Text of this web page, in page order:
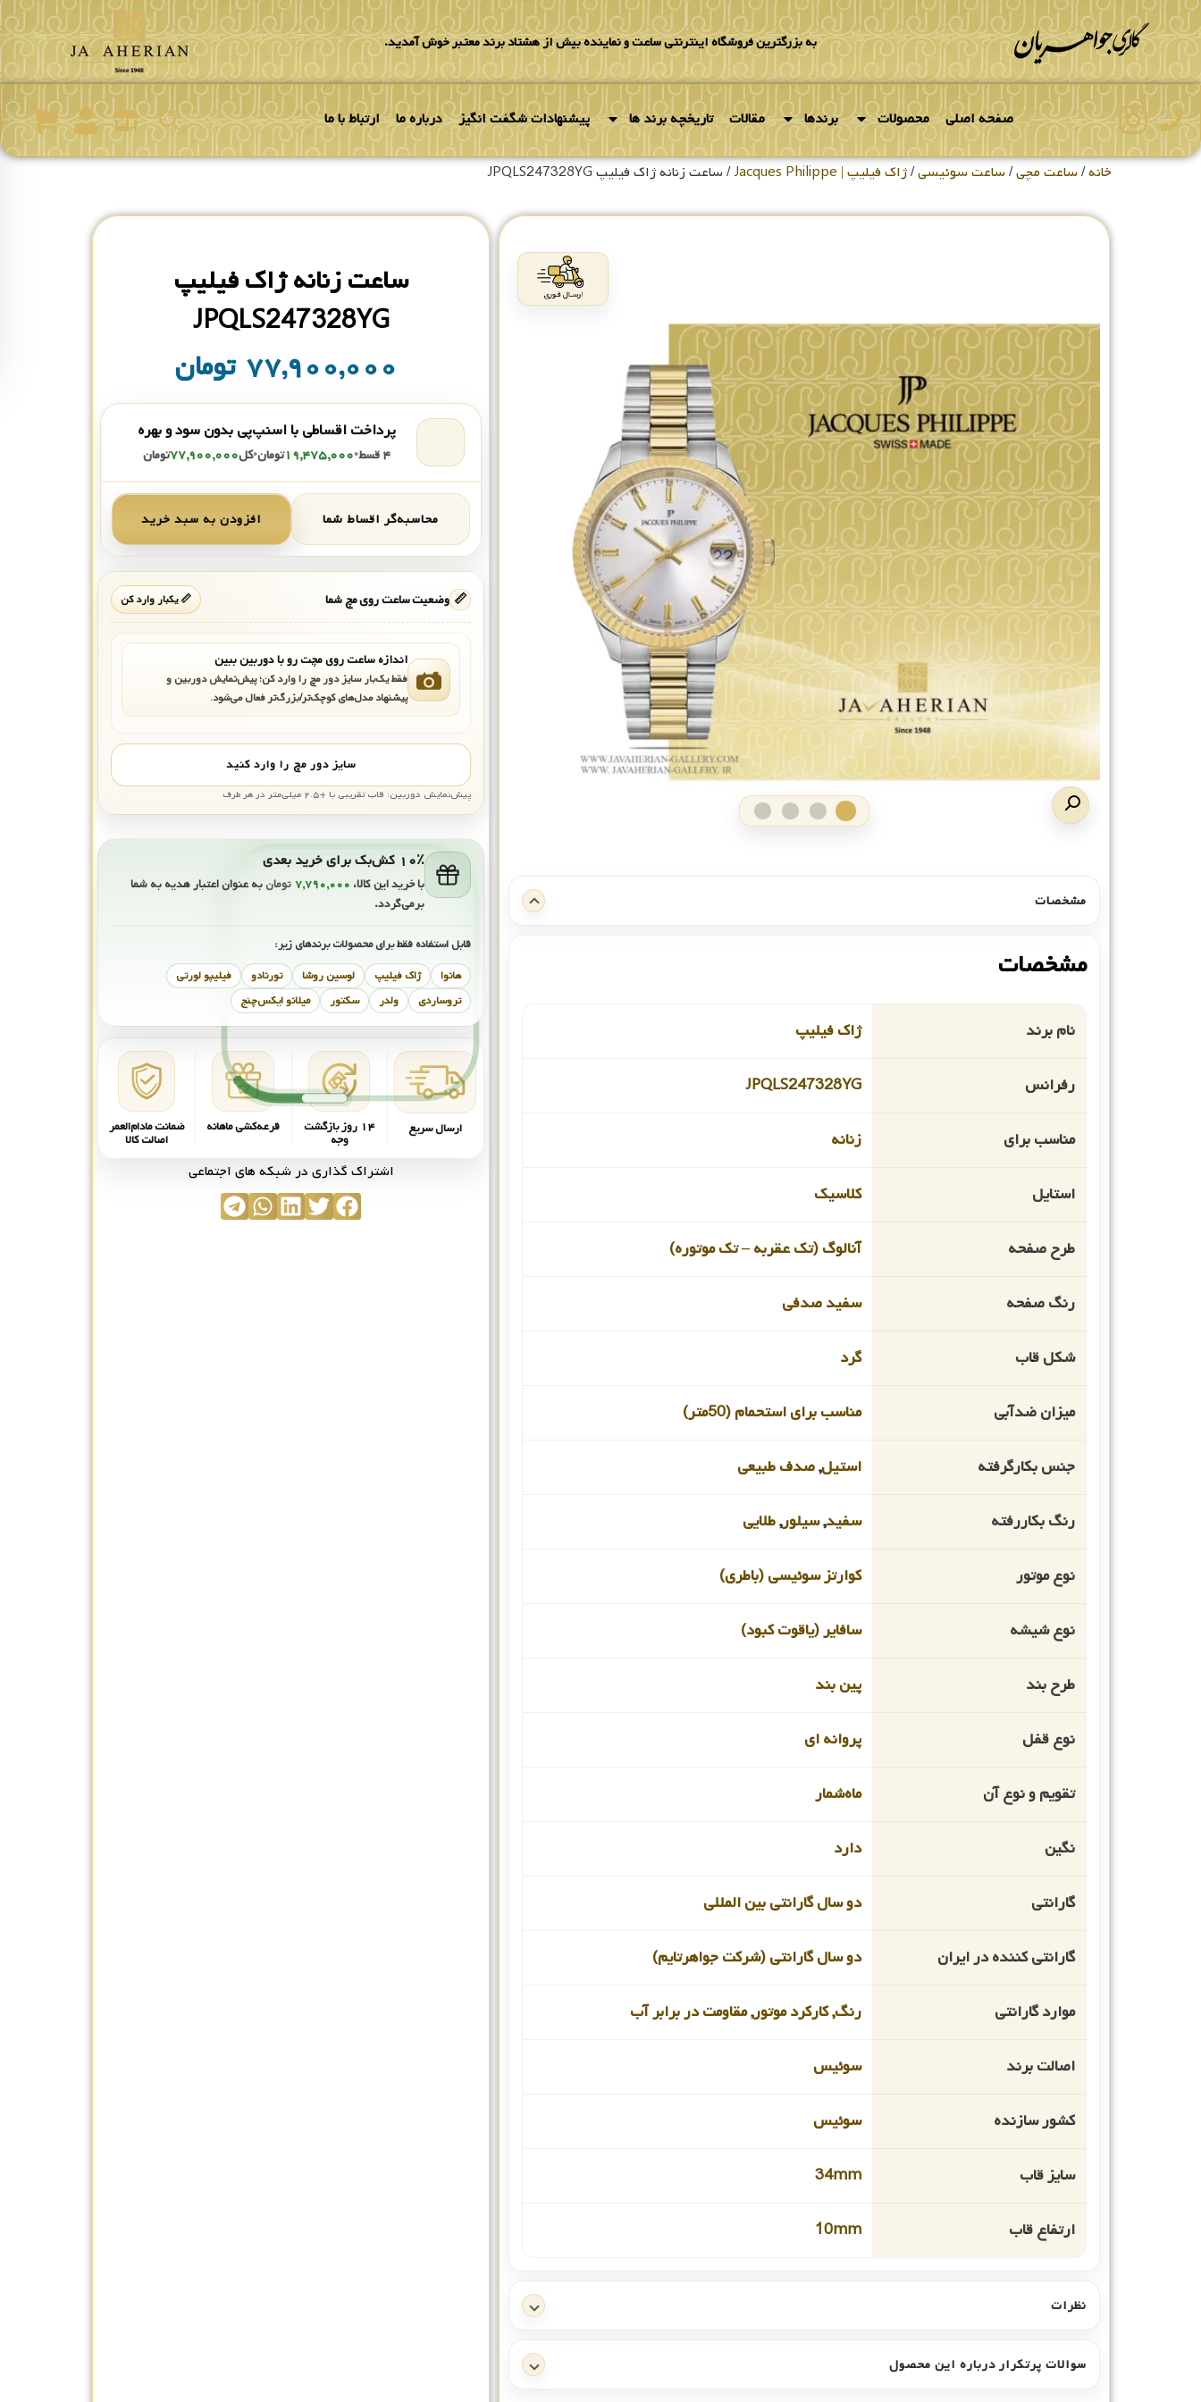
به بزرگترین فروشگاه اینترنتی ساعت و نماینده بیش از هشتاد برند معتبر خوش آمدید.
صفحه اصلی محصولات برندها مقالات تاریخچه برند ها پیشنهادات شگفت انگیز درباره ما ارتباط با ما
خانه/ساعت مچی/ساعت سوئیسی/ژاک فیلیپ | Jacques Philippe / ساعت زنانه ژاک فیلیپ JPQLS247328YG
مشخصات
مشخصات
نام برند ژاک فیلیپ
رفرانس JPQLS247328YG
مناسب برای زنانه
استایل کلاسیک
طرح صفحه آنالوگ (تک عقربه – تک موتوره)
رنگ صفحه سفید صدفی
شکل قاب گرد
میزان ضدآبی مناسب برای استحمام (50متر)
جنس بکارگرفته استیل,صدف طبیعی
رنگ بکاررفته سفید,سیلور,طلایی
نوع موتور کوارتز سوئیسی (باطری)
نوع شیشه سافایر (یاقوت کبود)
طرح بند پین بند
نوع قفل پروانه ای
تقویم و نوع آن ماه‌شمار
نگین دارد
گارانتی دو سال گارانتی بین المللی
گارانتی کننده در ایران دو سال گارانتی (شرکت جواهرتایم)
موارد گارانتی رنگ, کارکرد موتور, مقاومت در برابر آب
اصالت برند سوئیس
کشور سازنده سوئیس
سایز قاب 34mm
ارتفاع قاب 10mm
نظرات
سوالات پرتکرار درباره این محصول
ساعت زنانه ژاک فیلیپ
JPQLS247328YG
۷۷,۹۰۰,۰۰۰ تومان
پرداخت اقساطی با اسنپ‌پی بدون سود و بهره
۴ قسط •۱۹,۴۷۵,۰۰۰تومان•کل۷۷,۹۰۰,۰۰۰تومان
محاسبه‌گر اقساط شما افزودن به سبد خرید
📏 وضعیت ساعت روی مچ شما 📏 یکبار وارد کن
اندازه ساعت روی مچت رو با دوربین ببین
فقط یک‌بار سایز دور مچ را وارد کن؛ پیش‌نمایش دوربین و
پیشنهاد مدل‌های کوچک‌تر/بزرگ‌تر فعال می‌شود.
سایز دور مچ را وارد کنید
پیش‌نمایش دوربین: قاب تقریبی با +۲.۵ میلی‌متر در هر طرف
۱۰٪ کش‌بک برای خرید بعدی
با خرید این کالا، ۷,۷۹۰,۰۰۰ تومانبه عنوان اعتبار هدیه به شما
برمی‌گردد.
قابل استفاده فقط برای محصولات برندهای زیر:
هانوا ژاک فیلیپ لوسین روشا تورنادو
فیلیپو لورتی
تروساردی
ولدر سکتور میلانو ایکس‌چنج
ارسال سریع ۱۴ روز بازگشت
وجه
قرعه‌کشی ماهانه ضمانت مادام‌العمر
اصالت کالا
اشتراک گذاری در شبکه های اجتماعی